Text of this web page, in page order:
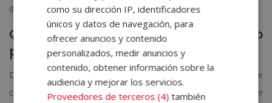
decisión y cada análisis.
Capacidad para trabajar bajo
presión
Desde la revisión de informes criminales hasta el análisis de
casos reales, un experto en criminología siempre debe poder
como su dirección IP, identificadores
únicos y datos de navegación, para
ofrecer anuncios y contenido
personalizados, medir anuncios y
contenido, obtener información sobre la
audiencia y mejorar los servicios.
Proveedores de terceros (4) también